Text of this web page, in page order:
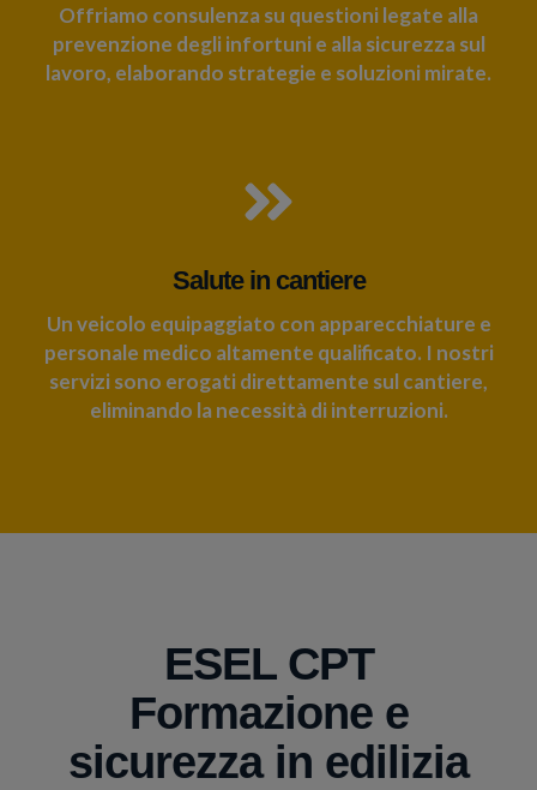
Offriamo consulenza su questioni legate alla
prevenzione degli infortuni e alla sicurezza sul
lavoro, elaborando strategie e soluzioni mirate.
Salute in cantiere
Un veicolo equipaggiato con apparecchiature e
personale medico altamente qualificato. I nostri
servizi sono erogati direttamente sul cantiere,
eliminando la necessità di interruzioni.
ESEL CPT
Formazione e
sicurezza in edilizia